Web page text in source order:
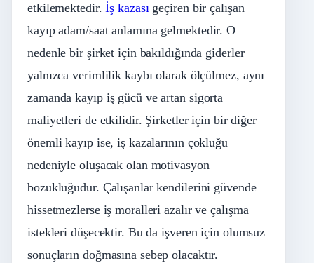
etkilemektedir.İş kazasıgeçiren bir çalışan
kayıp adam/saat anlamına gelmektedir. O
nedenle bir şirket için bakıldığında giderler
yalnızca verimlilik kaybı olarak ölçülmez, aynı
zamanda kayıp iş gücü ve artan sigorta
maliyetleri de etkilidir. Şirketler için bir diğer
önemli kayıp ise, iş kazalarının çokluğu
nedeniyle oluşacak olan motivasyon
bozukluğudur. Çalışanlar kendilerini güvende
hissetmezlerse iş moralleri azalır ve çalışma
istekleri düşecektir. Bu da işveren için olumsuz
sonuçların doğmasına sebep olacaktır.